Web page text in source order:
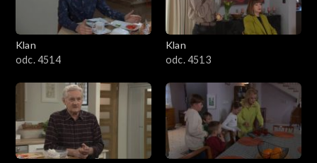
Klan
odc. 4514
Klan
odc. 4513